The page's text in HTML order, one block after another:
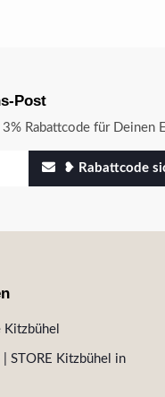
Post
Rabattcode für Deinen
❥ Rabattcode
STORE Kitzbühel in